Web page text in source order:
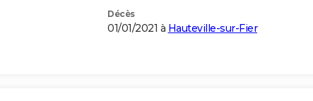
Décès
01/01/2021 à Hauteville-sur-Fier